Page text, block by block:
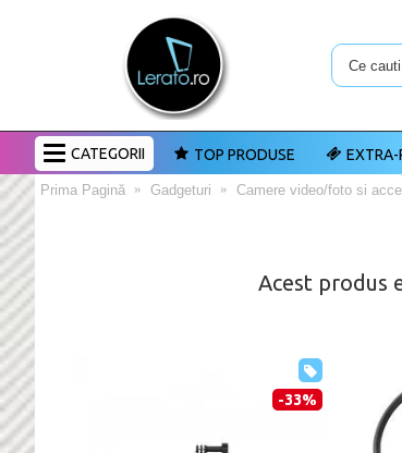
CATEGORII TOP PRODUSE EXTRA-
Prima Pagină Gadgeturi Camere video/foto si
Acest produs
-33%